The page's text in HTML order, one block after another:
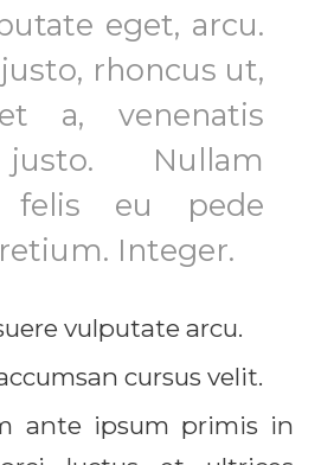
eget, arcu.
rhoncus ut,
a, venenatis
Nullam
felis eu pede
Integer.
vulputate arcu.
cursus velit.
ante ipsum primis in